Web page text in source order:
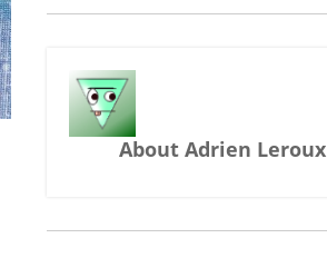
About Adrien Leroux